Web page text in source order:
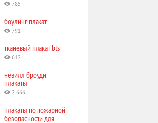
785
боулинг плакат
791
тканевый плакат bts
612
невилл броуди
плакаты
2 666
плакаты по пожарной
безопасности для